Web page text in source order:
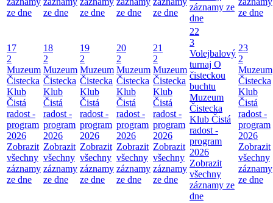
ze dne
ze dne
ze dne
ze dne
ze dne
záznamy ze
dne
ze dne
17
2
Muzeum
Čistecka
Klub
Čistá
radost -
program
2026
Zobrazit
všechny
záznamy
ze dne
18
2
Muzeum
Čistecka
Klub
Čistá
radost -
program
2026
Zobrazit
všechny
záznamy
ze dne
19
2
Muzeum
Čistecka
Klub
Čistá
radost -
program
2026
Zobrazit
všechny
záznamy
ze dne
20
2
Muzeum
Čistecka
Klub
Čistá
radost -
program
2026
Zobrazit
všechny
záznamy
ze dne
21
2
Muzeum
Čistecka
Klub
Čistá
radost -
program
2026
Zobrazit
všechny
záznamy
ze dne
22
3
Volejbalový
turnaj O
čisteckou
buchtu
Muzeum
Čistecka
Klub Čistá
radost -
program
2026
Zobrazit
všechny
záznamy ze
dne
23
2
Muzeum
Čistecka
Klub
Čistá
radost -
program
2026
Zobrazit
všechny
záznamy
ze dne